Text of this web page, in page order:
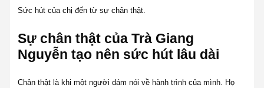
Sức hút của chị đến từ sự chân thật.
Sự chân thật của Trà Giang
Nguyễn tạo nên sức hút lâu dài
Chân thật là khi một người dám nói về hành trình của mình. Họ